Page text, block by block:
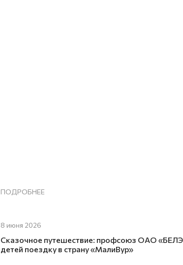
ПОДРОБНЕЕ
8 июня 2026
Сказочное путешествие: профсоюз ОАО
детей поездку в страну «МалиВур»